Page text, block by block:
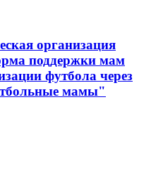
организация
поддержки мам
футбола через
мамы"